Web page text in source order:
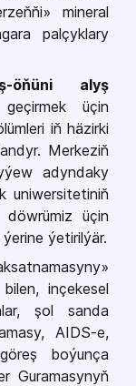
mineral
palçyklary
öňüni alyş
üçin
iň häzirki
Merkeziň
adyndaky
uniwersitetiniň
üçin
ýetirilýär.
inçekesel
şol sanda
AIDS­-e,
boýunça
Guramasynyň